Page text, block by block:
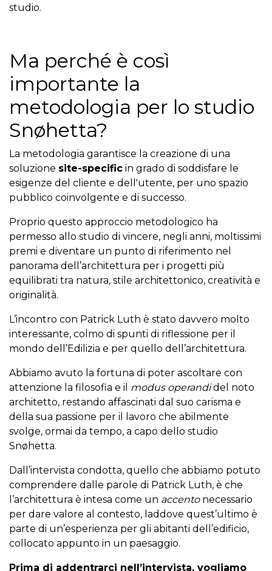
studio.
Ma perché è così
importante la
metodologia per lo studio
Snøhetta?
La metodologia garantisce la creazione di una
soluzione site-specific in grado di soddisfare le
esigenze del cliente e dell'utente, per uno spazio
pubblico coinvolgente e di successo.
Proprio questo approccio metodologico ha
permesso allo studio di vincere, negli anni, moltissimi
premi e diventare un punto di riferimento nel
panorama dell’architettura per i progetti più
equilibrati tra natura, stile architettonico, creatività e
originalità.
L’incontro con Patrick Luth è stato davvero molto
interessante, colmo di spunti di riflessione per il
mondo dell’Edilizia e per quello dell’architettura.
Abbiamo avuto la fortuna di poter ascoltare con
attenzione la filosofia e il modus operandidel noto
architetto, restando affascinati dal suo carisma e
della sua passione per il lavoro che abilmente
svolge, ormai da tempo, a capo dello studio
Snøhetta.
Dall’intervista condotta, quello che abbiamo potuto
comprendere dalle parole di Patrick Luth, è che
l’architettura è intesa come un accentonecessario
per dare valore al contesto, laddove quest’ultimo è
parte di un’esperienza per gli abitanti dell’edificio,
collocato appunto in un paesaggio.
Prima di addentrarci nell’intervista, vogliamo